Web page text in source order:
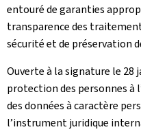
entouré de garanties
transparence des
sécurité et de préservation
Ouverte à la signature le 28
protection des personnes à
des données à caractère
l’instrument juridique